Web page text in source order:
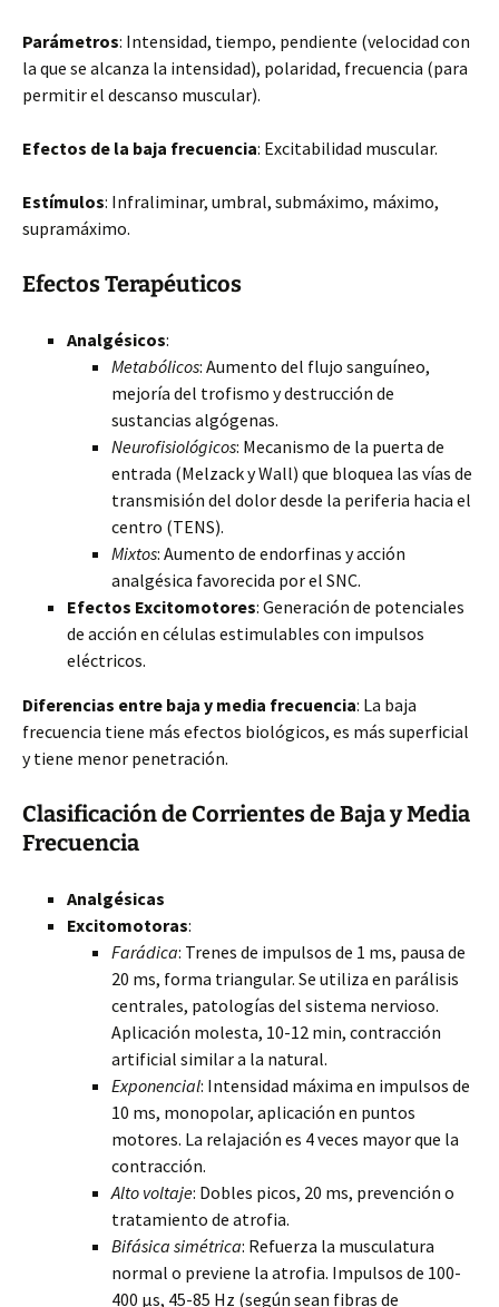
Parámetros: Intensidad, tiempo, pendiente (velocidad con
la que se alcanza la intensidad), polaridad, frecuencia (para
permitir el descanso muscular).
Efectos de la baja frecuencia: Excitabilidad muscular.
Estímulos: Infraliminar, umbral, submáximo, máximo,
supramáximo.
Efectos Terapéuticos
Analgésicos:
Metabólicos: Aumento del flujo sanguíneo,
mejoría del trofismo y destrucción de
sustancias algógenas.
Neurofisiológicos: Mecanismo de la puerta de
entrada (Melzack y Wall) que bloquea las vías de
transmisión del dolor desde la periferia hacia el
centro (TENS).
Mixtos: Aumento de endorfinas y acción
analgésica favorecida por el SNC.
Efectos Excitomotores: Generación de potenciales
de acción en células estimulables con impulsos
eléctricos.
Diferencias entre baja y media frecuencia: La baja
frecuencia tiene más efectos biológicos, es más superficial
y tiene menor penetración.
Clasificación de Corrientes de Baja y Media
Frecuencia
Analgésicas
Excitomotoras:
Farádica: Trenes de impulsos de 1 ms, pausa de
20 ms, forma triangular. Se utiliza en parálisis
centrales, patologías del sistema nervioso.
Aplicación molesta, 10-12 min, contracción
artificial similar a la natural.
Exponencial: Intensidad máxima en impulsos de
10 ms, monopolar, aplicación en puntos
motores. La relajación es 4 veces mayor que la
contracción.
Alto voltaje: Dobles picos, 20 ms, prevención o
tratamiento de atrofia.
Bifásica simétrica: Refuerza la musculatura
normal o previene la atrofia. Impulsos de 100-
400 µs, 45-85 Hz (según sean fibras de